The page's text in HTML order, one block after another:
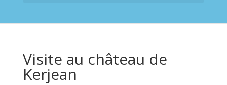
Visite au château de
Kerjean